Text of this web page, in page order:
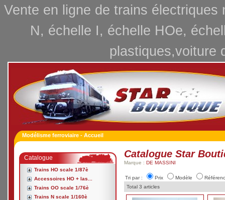
Vente en ligne de trains
N, échelle I, échelle HOe,
plastiques,voiture
Modélisme ferroviaire - Accueil
Catalogue
Trains HO scale 1/87è
Accessoires HO + las...
Trains OO scale 1/76è
Trains N scale 1/160è
Catalogue Star
Marque : DE MASSINI
Tri par : Prix Modèle
Total 3 articles